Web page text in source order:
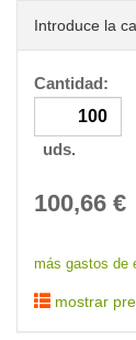
Introduce la
Cantidad:
uds.
100,66 €
más gastos de
mostrar